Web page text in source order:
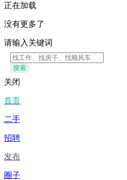
正在加载
没有更多了
请输入关键词
搜索
关闭
首页
二手
招聘
发布
圈子